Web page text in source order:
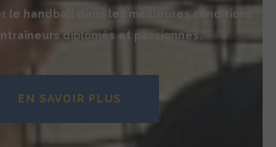
le handball dans les meilleures conditions :
diplômés et passionnés.
EN SAVOIR PLUS